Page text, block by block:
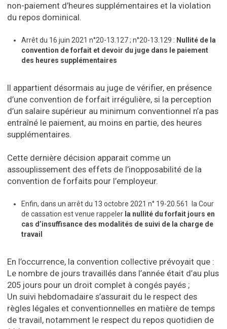
non-paiement d’heures supplémentaires et la violation
du repos dominical.
Arrêt du 16 juin 2021 n°20-13.127 ; n°20-13.129 : Nullité de la
convention de forfait et devoir du juge dans le paiement
des heures supplémentaires
Il appartient désormais au juge de vérifier, en présence
d’une convention de forfait irrégulière, si la perception
d’un salaire supérieur au minimum conventionnel n’a pas
entraîné le paiement, au moins en partie, des heures
supplémentaires.
Cette dernière décision apparait comme un
assouplissement des effets de l’inopposabilité de la
convention de forfaits pour l’employeur.
Enfin, dans un arrêt du 13 octobre 2021 n° 19-20.561 la Cour
de cassation est venue rappeler la nullité du forfait jours en
cas d’insuffisance des modalités de suivi de la charge de
travail
En l’occurrence, la convention collective prévoyait que :
Le nombre de jours travaillés dans l’année était d’au plus
205 jours pour un droit complet à congés payés ;
Un suivi hebdomadaire s’assurait du le respect des
règles légales et conventionnelles en matière de temps
de travail, notamment le respect du repos quotidien de